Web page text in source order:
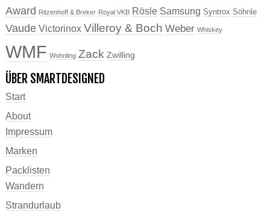
Award Ritzenhoff & Breker Royal VKB Rösle Samsung Syntrox Söhnle
Vaude Victorinox Villeroy & Boch Weber Whiskey
WMF Wohnling Zack Zwilling
ÜBER SMARTDESIGNED
Start
About
Impressum
Marken
Packlisten
Wandern
Strandurlaub